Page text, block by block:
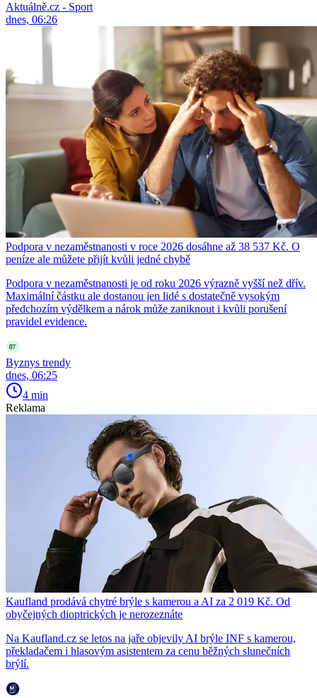
Aktuálně.cz - Sport
dnes, 06:26
Podpora v nezaměstnanosti v roce 2026 dosáhne až 38 537 Kč. O
peníze ale můžete přijít kvůli jedné chybě
Podpora v nezaměstnanosti je od roku 2026 výrazně vyšší než dřív.
Maximální částku ale dostanou jen lidé s dostatečně vysokým
předchozím výdělkem a nárok může zaniknout i kvůli porušení
pravidel evidence.
Byznys trendy
dnes, 06:25
4 min
Reklama
Kaufland prodává chytré brýle s kamerou a AI za 2 019 Kč. Od
obyčejných dioptrických je nerozeznáte
Na Kaufland.cz se letos na jaře objevily AI brýle INF s kamerou,
překladačem i hlasovým asistentem za cenu běžných slunečních
brýlí.